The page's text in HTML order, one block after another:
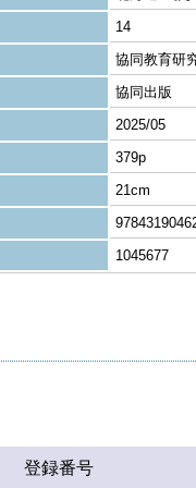
14
協同教育研
協同出版
2025/05
379p
21cm
1045677
登録番号